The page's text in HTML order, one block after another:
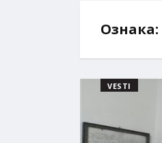
Ознака:
VESTI